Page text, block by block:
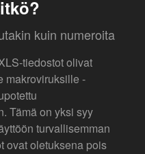
kuin numeroita
tiedostot olivat
makroviruksille -
Tämä on yksi syy
turvallisemman
ovat oletuksena pois